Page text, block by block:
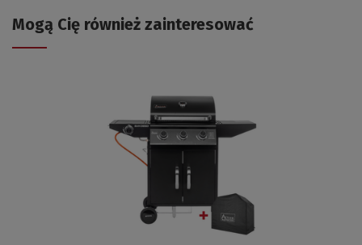
Mogą Cię również zainteresować